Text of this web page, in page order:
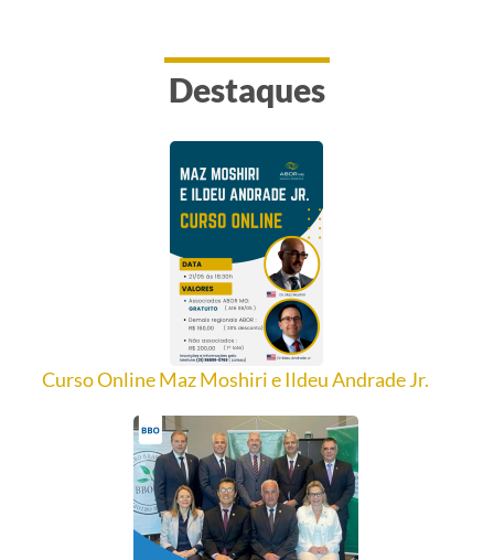
Destaques
Curso Online Maz Moshiri e Ildeu Andrade Jr.